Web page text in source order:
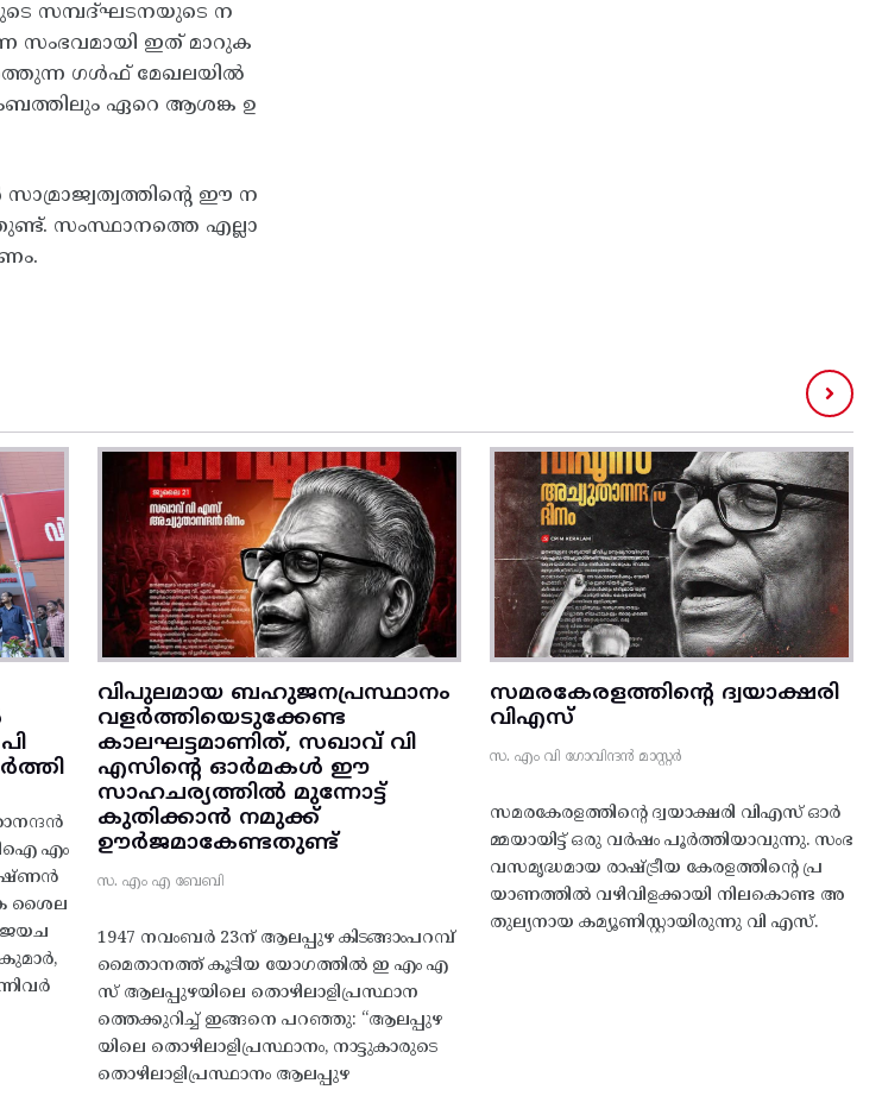
സമ്പദ്‌ഘടനയുടെ ന
സംഭവമായി ഇത്‌ മാറുക
ഗള്‍ഫ്‌ മേഖലയില്‍
ഏറെ ആശങ്ക ഉ
ഈ ന
സംസ്ഥാനത്തെ എല്ലാ
എം
ശൈല
ജയച
വിപുലമായ ബഹുജനപ്രസ്ഥാനം
വളർത്തിയെടുക്കേണ്ട
കാലഘട്ടമാണിത്, സഖാവ് വി
എസിന്റെ ഓർമകൾ ഈ
സാഹചര്യത്തിൽ മുന്നോട്ട്‌
കുതിക്കാൻ നമുക്ക്
ഊർജമാകേണ്ടതുണ്ട്
സ. എം എ ബേബി
1947 നവംബർ 23ന് ആലപ്പുഴ കിടങ്ങാംപറമ്പ്‌
മൈതാനത്ത്‌ കൂടിയ യോഗത്തിൽ ഇ എം എ
സ് ആലപ്പുഴയിലെ തൊഴിലാളിപ്രസ്ഥാന
ത്തെക്കുറിച്ച് ഇങ്ങനെ പറഞ്ഞു: “ആലപ്പുഴ
യിലെ തൊഴിലാളിപ്രസ്ഥാനം, നാട്ടുകാരുടെ
തൊഴിലാളിപ്രസ്ഥാനം ആലപ്പുഴ
സമരകേരളത്തിൻ്റെ ദ്വയാക്ഷരി
വിഎസ്
സ. എം വി ഗോവിന്ദൻ മാസ്റ്റർ
സമരകേരളത്തിൻ്റെ ദ്വയാക്ഷരി വിഎസ് ഓർ
മ്മയായിട്ട് ഒരു വർഷം പൂർത്തിയാവുന്നു. സംഭ
വസമൃദ്ധമായ രാഷ്ട്രീയ കേരളത്തിന്റെ പ്ര
യാണത്തിൽ വഴിവിളക്കായി നിലകൊണ്ട അ
തുല്യനായ കമ്യൂണിസ്റ്റായിരുന്നു വി എസ്.